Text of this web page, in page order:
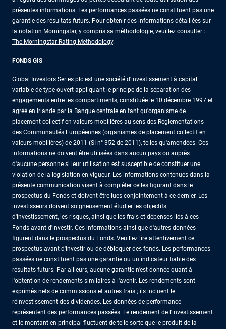
présentes informations. Les performances passées ne constituent pas une
garantie des résultats futurs. Pour obtenir des informations détaillées sur
la notation Morningstar, y compris sa méthodologie, veuillez consulter :
The Morningstar Rating Methodology.
FONDS GIS
Global Investors Series plc est une société d'investissement à capital
variable de type ouvert appliquant le principe de la séparation des
engagements entre les compartiments, constituée le 10 décembre 1997 et
agréé en Irlande par la Banque centrale en tant qu'organisme de
placement collectif en valeurs mobilières au sens des Réglementations
des Communautés Européennes (organismes de placement collectif en
valeurs mobilières) de 2011 (SI n° 352 de 2011), telles qu'amendées. Ces
informations ne doivent être utilisées dans aucun pays ou auprès
d'aucune personne si leur utilisation est susceptible de constituer une
violation de la législation en vigueur. Les informations contenues dans la
présente communication visent à compléter celles figurant dans le
prospectus du Fonds et doivent être lues conjointement à ce dernier. Les
investisseurs doivent soigneusement étudier les objectifs
d'investissement, les risques, ainsi que les frais et dépenses liés à ces
Fonds avant d'investir. Ces informations ainsi que d'autres données
figurent dans le prospectus du Fonds. Veuillez lire attentivement ce
prospectus avant d'investir ou de débloquer des fonds. Les performances
passées ne constituent pas une garantie ou un indicateur fiable des
résultats futurs. Par ailleurs, aucune garantie n'est donnée quant à
l'obtention de rendements similaires à l'avenir. Les rendements sont
exprimés nets de commissions et autres frais ; ils incluent le
réinvestissement des dividendes. Les données de performance
représentent des performances passées. Le rendement de l'investissement
et le montant en principal fluctuent de telle sorte que le produit de la